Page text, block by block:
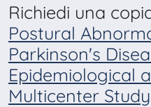
Richiedi una
Postural
Parkinson's
Epidemiological
Multicenter Study